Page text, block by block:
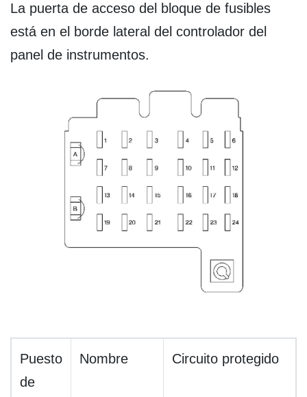
La puerta de acceso del bloque de fusibles
está en el borde lateral del controlador del
panel de instrumentos.
Puesto
de
Nombre Circuito protegido